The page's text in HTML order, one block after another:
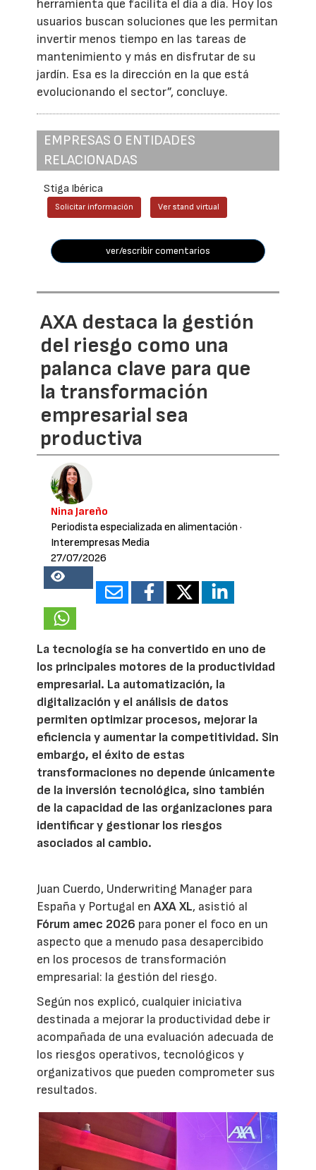
herramienta que facilita el día a día. Hoy los
usuarios buscan soluciones que les permitan
invertir menos tiempo en las tareas de
mantenimiento y más en disfrutar de su
jardín. Esa es la dirección en la que está
evolucionando el sector”, concluye.
EMPRESAS O ENTIDADES
RELACIONADAS
Stiga Ibérica
Solicitar información Ver stand virtual
ver/escribir comentarios
AXA destaca la gestión
del riesgo como una
palanca clave para que
la transformación
empresarial sea
productiva
Nina Jareño
Periodista especializada en alimentación ·
Interempresas Media
27/07/2026
18289
La tecnología se ha convertido en uno de
los principales motores de la productividad
empresarial. La automatización, la
digitalización y el análisis de datos
permiten optimizar procesos, mejorar la
eficiencia y aumentar la competitividad. Sin
embargo, el éxito de estas
transformaciones no depende únicamente
de la inversión tecnológica, sino también
de la capacidad de las organizaciones para
identificar y gestionar los riesgos
asociados al cambio.
Juan Cuerdo, Underwriting Manager para
España y Portugal enAXA XL, asistió al
Fórum amec 2026 para poner el foco en un
aspecto que a menudo pasa desapercibido
en los procesos de transformación
empresarial: la gestión del riesgo.
Según nos explicó, cualquier iniciativa
destinada a mejorar la productividad debe ir
acompañada de una evaluación adecuada de
los riesgos operativos, tecnológicos y
organizativos que pueden comprometer sus
resultados.